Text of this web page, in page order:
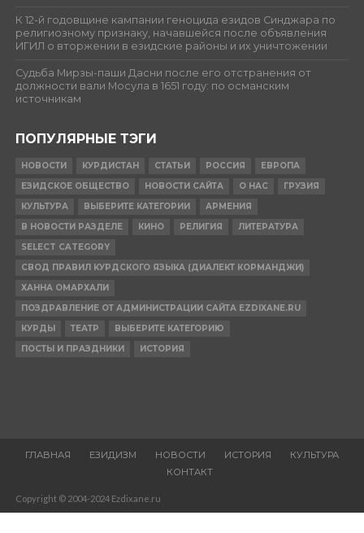
К 12-й годовщине кампании геноцида езидов Синджара по
религиозному признаку, начавшейся после объявления
ИГИЛ о вторжении в езидские районы и их уничтожении
Судьба Мирзы-паши Дасни после его отстранения от
должности вали Мосула в 1651 году: по османским
источникам
ПОПУЛЯРНЫЕ ТЭГИ
НОВОСТИ КУРДИСТАН СТАТЬИ РОССИЯ
ЕВРОПА
ЕЗИДСКОЕ ОБЩЕСТВО
НОВОСТИ САЙТА О НАС
ГРУЗИЯ
КУЛЬТУРА
ВЫБЕРИТЕ КАТЕГОРИИ
АРМЕНИЯ
В НОВОСТИ РАЗДЕЛЕ
КИНО РЕЛИГИЯ
ЛИТЕРАТУРА
SELECT CATEGORY
СВОД ПРАВИЛ КУРДСКОГО ЯЗЫКА (ДИАЛЕКТ КОРМАНДЖИ)
ХАННА ОМАРХАЛИ
ПОЗДРАВЛЕНИЕ ОТ АДМИНИСТРАЦИИ САЙТА EZDIXANE.RU
КУРДЫ
ТЕАТР
ВЫБЕРИТЕ КАТЕГОРИЮ
ПОСТЫ И ПРАЗДНИКИ
ИСТОРИЯ
ГЛАВНАЯ ЕЗИДИЗМ НОВОСТИ ИСТОРИЯ
КУЛЬТУРА
КОНТАКТ
Copyright © 2004-2024 Ezdixane.ru